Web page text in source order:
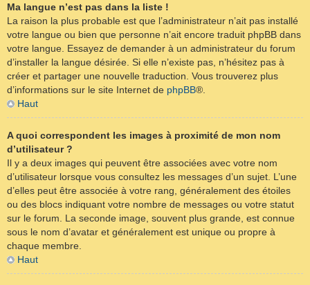
Ma langue n’est pas dans la liste !
La raison la plus probable est que l’administrateur n’ait pas installé
votre langue ou bien que personne n’ait encore traduit phpBB dans
votre langue. Essayez de demander à un administrateur du forum
d’installer la langue désirée. Si elle n’existe pas, n’hésitez pas à
créer et partager une nouvelle traduction. Vous trouverez plus
d’informations sur le site Internet de phpBB®.
Haut
A quoi correspondent les images à proximité de mon nom
d’utilisateur ?
Il y a deux images qui peuvent être associées avec votre nom
d’utilisateur lorsque vous consultez les messages d’un sujet. L’une
d’elles peut être associée à votre rang, généralement des étoiles
ou des blocs indiquant votre nombre de messages ou votre statut
sur le forum. La seconde image, souvent plus grande, est connue
sous le nom d’avatar et généralement est unique ou propre à
chaque membre.
Haut